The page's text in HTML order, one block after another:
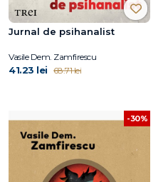
Jurnal de psihanalist
Vasile Dem. Zamfirescu
41.23 lei 68.71 lei
-30%